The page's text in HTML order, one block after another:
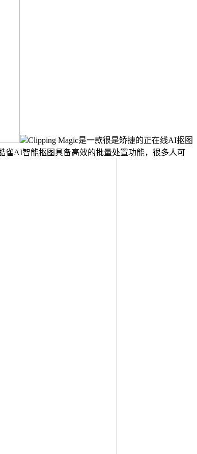
Clipping Magic是一款很是矫捷的正在线AI抠图
雀AI智能抠图具备高效的批量处置功能，很多人可